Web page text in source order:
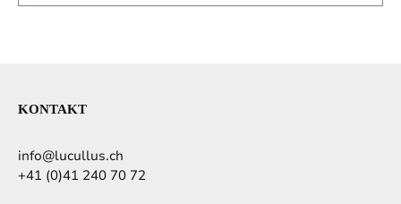
KONTAKT
info@lucullus.ch
+41 (0)41 240 70 72